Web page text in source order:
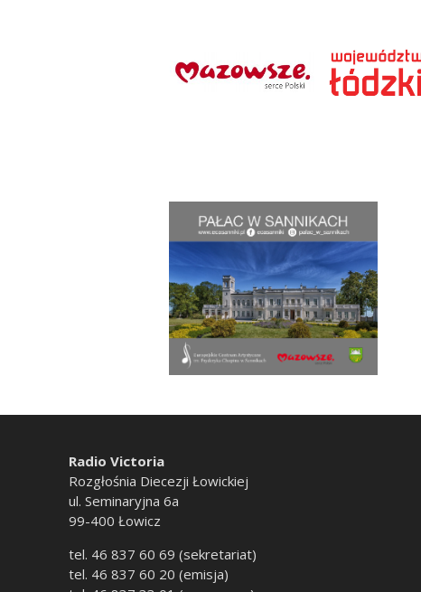
Radio Victoria
Rozgłośnia Diecezji Łowickiej
ul. Seminaryjna 6a
99-400 Łowicz
tel. 46 837 60 69 (sekretariat)
tel. 46 837 60 20 (emisja)